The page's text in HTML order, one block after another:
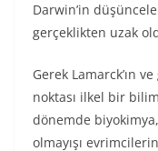
Darwin’in
gerçeklikten uzak
Gerek Lamarck’ın
noktası ilkel bir
dönemde
olmayışı